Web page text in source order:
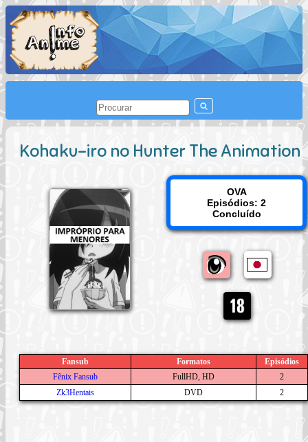
Kohaku-iro no Hunter The Animation
OVA
Episódios: 2
Concluído
Fansub Formatos
Episódios
Fênix Fansub
FullHD, HD
2
Zk3Hentais
DVD 2